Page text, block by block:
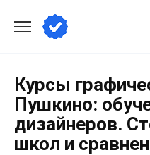
Курсы
Пушкино:
дизайнеров.
школ и